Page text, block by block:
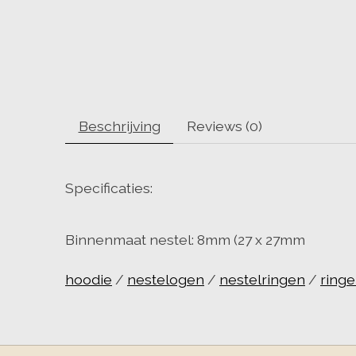
Beschrijving Reviews (0)
Specificaties:
Binnenmaat nestel: 8mm (27 x 27mm
hoodie / nestelogen / nestelringen /